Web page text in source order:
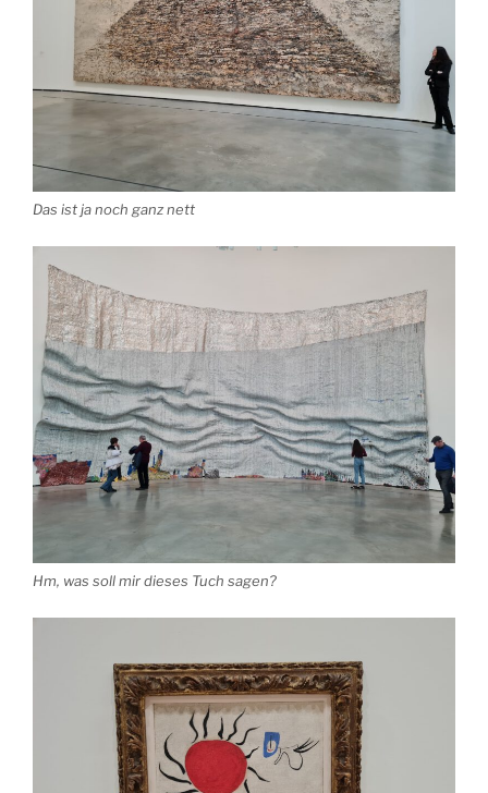
Das ist ja noch ganz nett
Hm, was soll mir dieses Tuch sagen?